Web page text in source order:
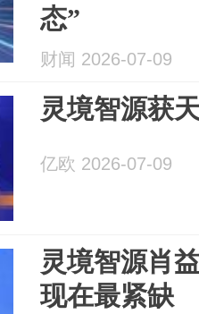
态”
财闻 2026-07-09
灵境智源获
亿欧 2026-07-09
灵境智源肖
现在最紧缺